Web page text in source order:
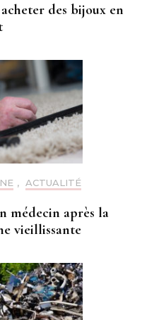
des bijoux en
, ACTUALITÉ
médecin après la
vieillissante